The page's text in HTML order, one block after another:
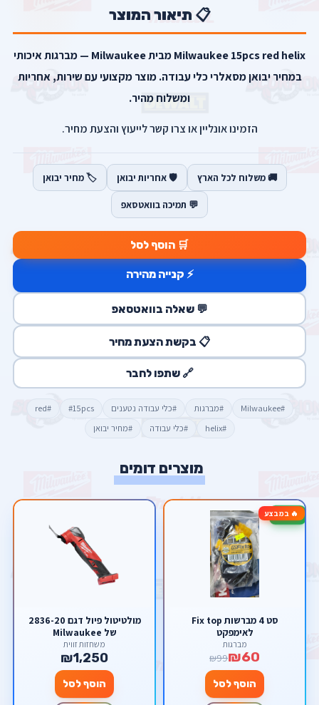
📋 תיאור המוצר
Milwaukee 15pcs red helix מבית Milwaukee — מברגות איכותי
במחיר יבואן מסאלרי כלי עבודה. מוצר מקצועי עם שירות, אחריות
ומשלוח מהיר.
הזמינו אונליין או צרו קשר לייעוץ והצעת מחיר.
🚚 משלוח לכל הארץ 🛡️ אחריות יבואן 🏷️ מחיר יבואן
💬 תמיכה בוואטסאפ
🛒 הוסף לסל
⚡ קנייה מהירה
💬 שאלה בוואטסאפ
📋 בקשת הצעת מחיר
🔗 שתפו לחבר
#Milwaukee #מברגות #כלי עבודה נטענים #15pcs
#red
#helix
#כלי עבודה #מחיר יבואן
מוצרים דומים
🔥 במבצע-39%
סט 4 מברשות Fix top
לאימפקט
מברגות
₪60
₪99
הוסף לסל
מולטיטול פיול דגם 2836-20
של Milwaukee
משחזות זווית
₪1,250
הוסף לסל